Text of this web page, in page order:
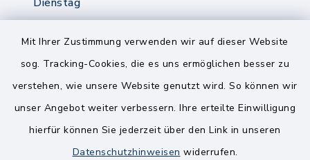
Mit Ihrer Zustimmung verwenden wir auf dieser Website
sog. Tracking-Cookies, die es uns ermöglichen besser zu
verstehen, wie unsere Website genutzt wird. So können wir
unser Angebot weiter verbessern. Ihre erteilte Einwilligung
hierfür können Sie jederzeit über den Link in unseren
Datenschutzhinweisen widerrufen.
8.00-12.00 Uhr
14.00-18.00 Uhr
Freitag
8.00-11.00 Uhr